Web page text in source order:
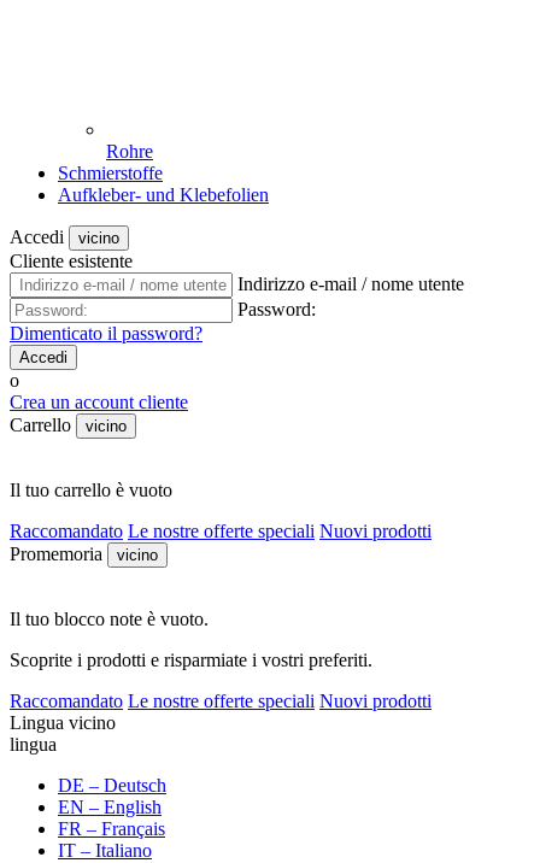
Rohre
Schmierstoffe
Aufkleber- und Klebefolien
Accedi vicino
Cliente esistente
Indirizzo e-mail / nome utente
Password:
Dimenticato il password?
Accedi
o
Crea un account cliente
Carrello
vicino
Il tuo carrello è vuoto
Raccomandato Le nostre offerte speciali Nuovi prodotti
Promemoria
vicino
Il tuo blocco note è vuoto.
Scoprite i prodotti e risparmiate i vostri preferiti.
Raccomandato Le nostre offerte speciali Nuovi prodotti
Lingua vicino
lingua
DE – Deutsch
EN – English
FR – Français
IT – Italiano